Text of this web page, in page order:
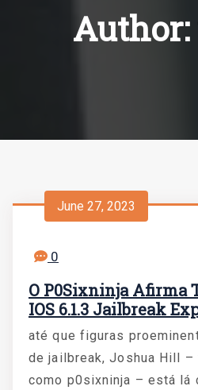
Author:
June 27, 2023
0
O P0Sixninja Afirma
IOS 6.1.3 Jailbreak
até que figuras
de jailbreak, Joshua Hill –
como p0sixninja – está lá